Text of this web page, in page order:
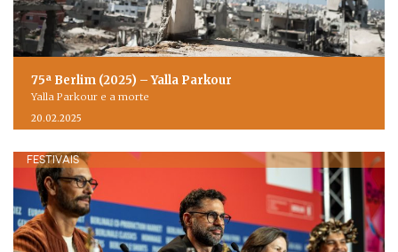
75ª Berlim (2025) – Yalla Parkour
Yalla Parkour e a morte
20.02.2025
FESTIVAIS